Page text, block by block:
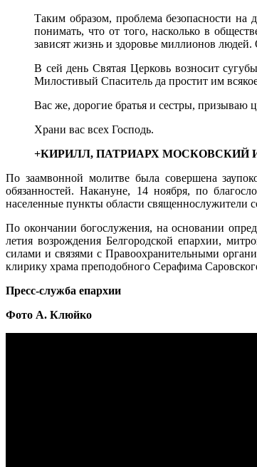
Таким образом, проблема безопасности
понимать, что от того, насколько в
зависят жизнь и здоровье миллионов
В сей день Святая Церковь возносит
Милостивый Спаситель да простит им
Вас же, дорогие братья и сестры, призываю
Храни вас всех Господь.
+КИРИЛЛ, ПАТРИАРХ МОСКОВСКИЙ
По заамвонной молитве была совершена
обязанностей.Накануне, 14 ноября, по
населенные пункты области священнослужители
По окончании богослужения, на основании
летия возрождения Белгородской епархии,
силами и связями с Правоохранительными
клирику храма преподобного Серафима
Пресс-служба епархии
Фото А. Клюйко